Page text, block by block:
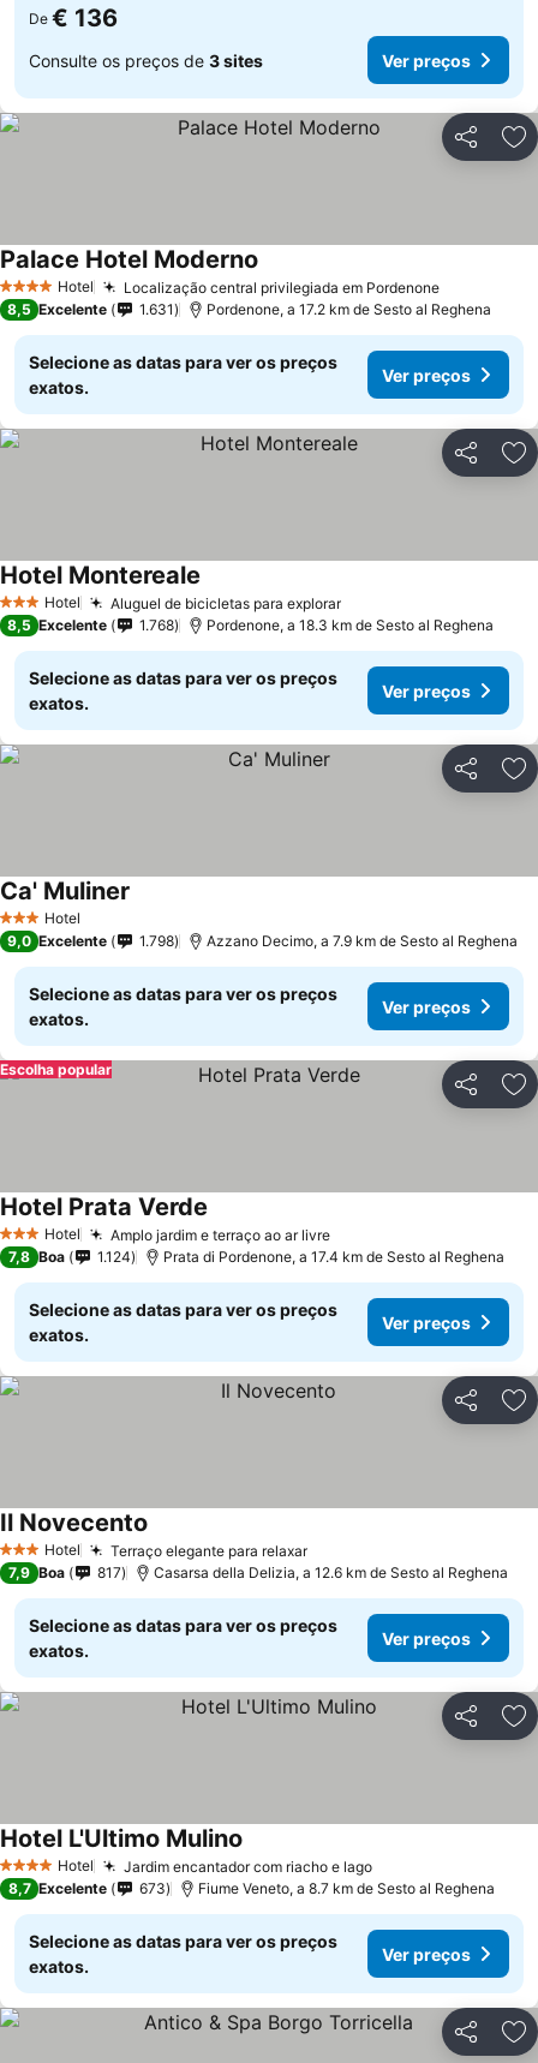
De € 136
Consulte os preços de 3 sites Ver preços
Partilhar
4 EstrelasHotel Localização central privilegiada em Pordenone
Palace Hotel Moderno
8,5 Excelente 1.631 Pordenone, a 17.2 km de Sesto al Reghena
Selecione as datas para ver os preços
exatos.
Ver preços
Partilhar
3 EstrelasHotel Aluguel de bicicletas para explorar
Hotel Montereale
8,5 Excelente 1.768 Pordenone, a 18.3 km de Sesto al Reghena
Selecione as datas para ver os preços
exatos.
Ver preços
Partilhar
3 EstrelasHotel
Ca' Muliner
9,0 Excelente 1.798 Azzano Decimo, a 7.9 km de Sesto al Reghena
Selecione as datas para ver os preços
exatos.
Ver preços
Partilhar
Escolha popular
3 EstrelasHotel Amplo jardim e terraço ao ar livre
Hotel Prata Verde
7,8 Boa 1.124 Prata di Pordenone, a 17.4 km de Sesto al Reghena
Selecione as datas para ver os preços
exatos.
Ver preços
Partilhar
3 EstrelasHotel Terraço elegante para relaxar
Il Novecento
7,9 Boa 817 Casarsa della Delizia, a 12.6 km de Sesto al Reghena
Selecione as datas para ver os preços
exatos.
Ver preços
Partilhar
4 EstrelasHotel Jardim encantador com riacho e lago
Hotel L'Ultimo Mulino
8,7 Excelente 673 Fiume Veneto, a 8.7 km de Sesto al Reghena
Selecione as datas para ver os preços
exatos.
Ver preços
Partilhar